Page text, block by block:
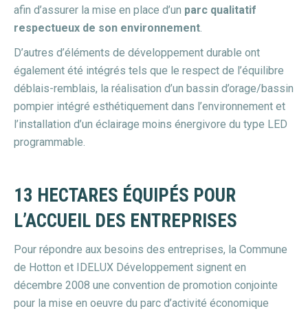
afin d’assurer la mise en place d’un parc qualitatif
respectueux de son environnement.
D’autres d’éléments de développement durable ont
également été intégrés tels que le respect de l’équilibre
déblais-remblais, la réalisation d’un bassin d’orage/bassin
pompier intégré esthétiquement dans l’environnement et
l’installation d’un éclairage moins énergivore du type LED
programmable.
13 HECTARES ÉQUIPÉS POUR
L’ACCUEIL DES ENTREPRISES
Pour répondre aux besoins des entreprises, la Commune
de Hotton et IDELUX Développement signent en
décembre 2008 une convention de promotion conjointe
pour la mise en oeuvre du parc d’activité économique